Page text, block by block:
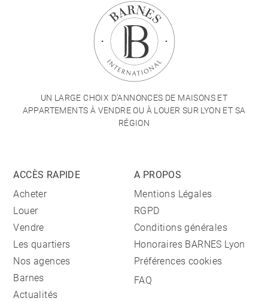
UN LARGE CHOIX D'ANNONCES DE MAISONS ET
APPARTEMENTS À VENDRE OU À LOUER SUR LYON ET SA
RÉGION
ACCÈS RAPIDE
Acheter
Louer
Vendre
Les quartiers
Nos agences
Barnes
Actualités
A PROPOS
Mentions Légales
RGPD
Conditions générales
Honoraires BARNES Lyon
Préférences cookies
FAQ